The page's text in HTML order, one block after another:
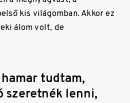
kis világomban. Akkor ez
álom volt, de
tudtam,
szeretnék lenni,